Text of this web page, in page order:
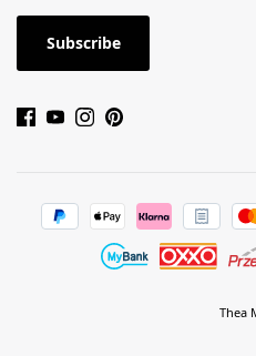
Subscribe
Thea